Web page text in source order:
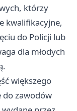
którzy
kwalifikacyjne,
do Policji lub
dla młodych
większego
do zawodów